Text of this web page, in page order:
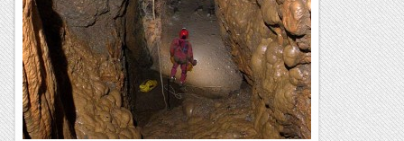
(2)
avenc de la Carbonera...segueix de l'apunt d'ahir......segueix
en l'apunt de demà...
Espeleobloc